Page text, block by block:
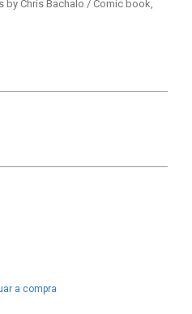
by Chris Bachalo / Comic book,
a compra